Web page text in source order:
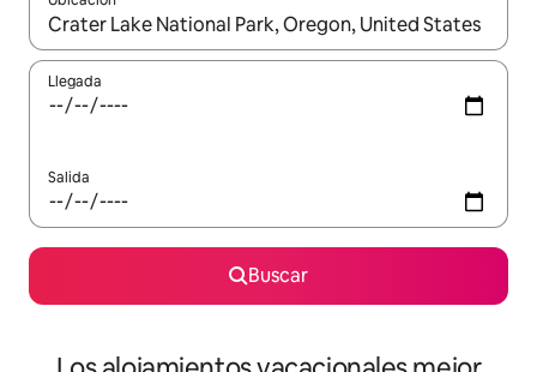
Cuando los resultados estén disponibles, podrás navegar
Llegada
Salida
Buscar